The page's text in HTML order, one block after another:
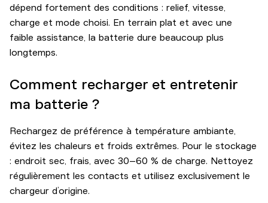
dépend fortement des conditions : relief, vitesse,
charge et mode choisi. En terrain plat et avec une
faible assistance, la batterie dure beaucoup plus
longtemps.
Comment recharger et entretenir
ma batterie ?
Rechargez de préférence à température ambiante,
évitez les chaleurs et froids extrêmes. Pour le stockage
: endroit sec, frais, avec 30–60 % de charge. Nettoyez
régulièrement les contacts et utilisez exclusivement le
chargeur d’origine.